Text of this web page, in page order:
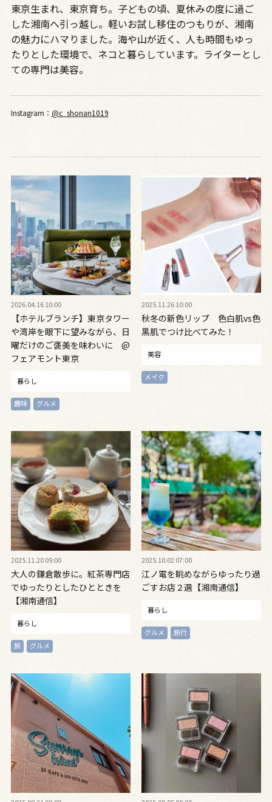
東京生まれ、東京育ち。子どもの頃、夏休みの度に過ご
した湘南へ引っ越し。軽いお試し移住のつもりが、湘南
の魅力にハマりました。海や山が近く、人も時間もゆっ
たりとした環境で、ネコと暮らしています。ライターとし
ての専門は美容。
Instagram： @c_shonan1019
2026.04.16 10:00
【ホテルブランチ】東京タワー
や湾岸を眼下に望みながら、日
曜だけのご褒美を味わいに @
フェアモント東京
暮らし
趣味 グルメ
2025.11.26 10:00
秋冬の新色リップ 色白肌vs色
黒肌でつけ比べてみた！
美容
メイク
2025.11.20 09:00
大人の鎌倉散歩に。紅茶専門店
でゆったりとしたひとときを
【湘南通信】
暮らし
旅 グルメ
2025.10.02 07:00
江ノ電を眺めながらゆったり過
ごすお店２選【湘南通信】
暮らし
グルメ 旅行